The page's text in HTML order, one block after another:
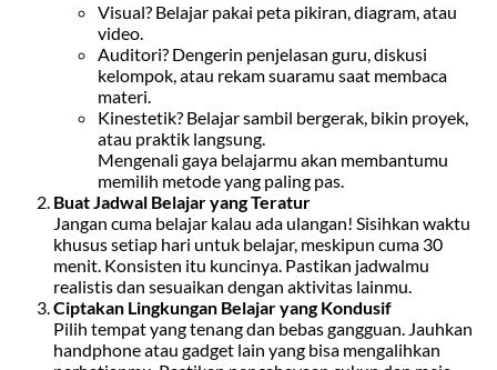
Visual? Belajar pakai peta pikiran, diagram, atau
video.
Auditori? Dengerin penjelasan guru, diskusi
kelompok, atau rekam suaramu saat membaca
materi.
Kinestetik? Belajar sambil bergerak, bikin proyek,
atau praktik langsung.
Mengenali gaya belajarmu akan membantumu
memilih metode yang paling pas.
Buat Jadwal Belajar yang Teratur
Jangan cuma belajar kalau ada ulangan! Sisihkan waktu
khusus setiap hari untuk belajar, meskipun cuma 30
menit. Konsisten itu kuncinya. Pastikan jadwalmu
realistis dan sesuaikan dengan aktivitas lainmu.
Ciptakan Lingkungan Belajar yang Kondusif
Pilih tempat yang tenang dan bebas gangguan. Jauhkan
handphone atau gadget lain yang bisa mengalihkan